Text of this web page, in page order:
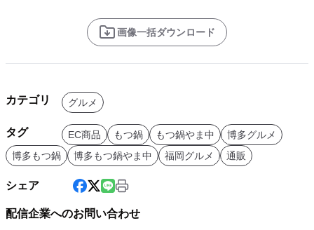
画像一括ダウンロード
カテゴリ グルメ
タグ EC商品 もつ鍋 もつ鍋やま中
博多グルメ
博多もつ鍋
博多もつ鍋やま中 福岡グルメ 通販
シェア
配信企業へのお問い合わせ